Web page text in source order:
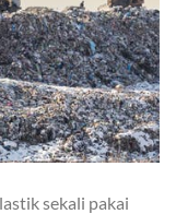
sekali pakai